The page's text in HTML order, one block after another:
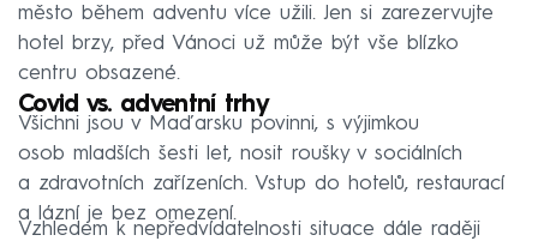
město během adventu více užili. Jen si zarezervujte
hotel brzy, před Vánoci už může být vše blízko
centru obsazené.
Covid vs. adventní trhy
Všichni jsou v Maďarsku povinni, s výjimkou
osob mladších šesti let, nosit roušky v sociálních
a zdravotních zařízeních. Vstup do hotelů, restaurací
a lázní je bez omezení.
Vzhledem k nepředvídatelnosti situace dále raději